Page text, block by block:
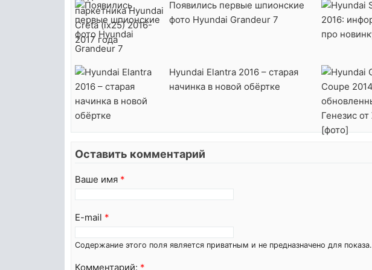
Появились первые шпионские
фото Hyundai Grandeur 7
Hyundai Elantra 2016 – старая
начинка в новой обёртке
Оставить комментарий
Ваше имя *
E-mail *
Содержание этого поля является приватным и не предназначено для показа.
Комментарий: *